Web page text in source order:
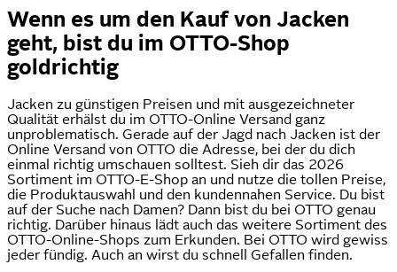
Wenn es um den Kauf von Jacken
geht, bist du im OTTO-Shop
goldrichtig
Jacken zu günstigen Preisen und mit ausgezeichneter
Qualität erhälst du im OTTO-Online Versand ganz
unproblematisch. Gerade auf der Jagd nach Jacken ist der
Online Versand von OTTO die Adresse, bei der du dich
einmal richtig umschauen solltest. Sieh dir das 2026
Sortiment im OTTO-E-Shop an und nutze die tollen Preise,
die Produktauswahl und den kundennahen Service. Du bist
auf der Suche nach Damen? Dann bist du bei OTTO genau
richtig. Darüber hinaus lädt auch das weitere Sortiment des
OTTO-Online-Shops zum Erkunden. Bei OTTO wird gewiss
jeder fündig. Auch an wirst du schnell Gefallen finden.